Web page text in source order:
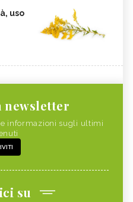
uso
informazioni sugli ultimi
su